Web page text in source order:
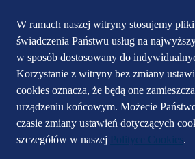
W ramach naszej witryny stosujemy
świadczenia Państwu usług na
w sposób dostosowany do
Korzystanie z witryny bez zmiany
cookies oznacza, że będą one
urządzeniu końcowym. Możecie
czasie zmiany ustawień dotyczących
szczegółów w naszej
.
Przejdź do
menu
Przejdź do
Przejdź do
serwisu